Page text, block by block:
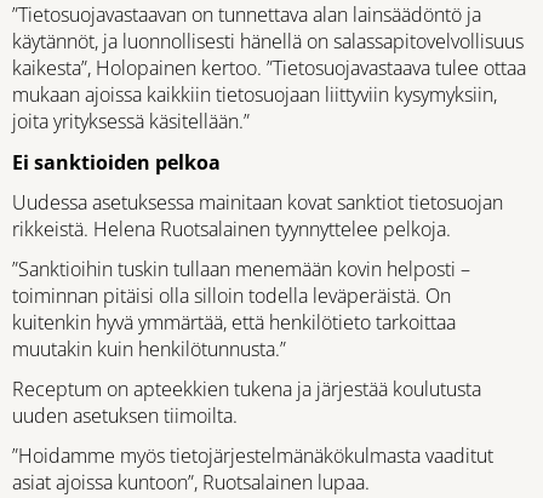
”Tietosuojavastaavan on tunnettava alan lainsäädöntö ja
käytännöt, ja luonnollisesti hänellä on salassapitovelvollisuus
kaikesta”, Holopainen kertoo. ”Tietosuojavastaava tulee ottaa
mukaan ajoissa kaikkiin tietosuojaan liittyviin kysymyksiin,
joita yrityksessä käsitellään.”
Ei sanktioiden pelkoa
Uudessa asetuksessa mainitaan kovat sanktiot tietosuojan
rikkeistä. Helena Ruotsalainen tyynnyttelee pelkoja.
”Sanktioihin tuskin tullaan menemään kovin helposti –
toiminnan pitäisi olla silloin todella leväperäistä. On
kuitenkin hyvä ymmärtää, että henkilötieto tarkoittaa
muutakin kuin henkilötunnusta.”
Receptum on apteekkien tukena ja järjestää koulutusta
uuden asetuksen tiimoilta.
”Hoidamme myös tietojärjestelmänäkökulmasta vaaditut
asiat ajoissa kuntoon”, Ruotsalainen lupaa.